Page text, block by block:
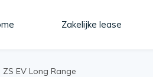
Zakelijke lease
ZS EV Long Range